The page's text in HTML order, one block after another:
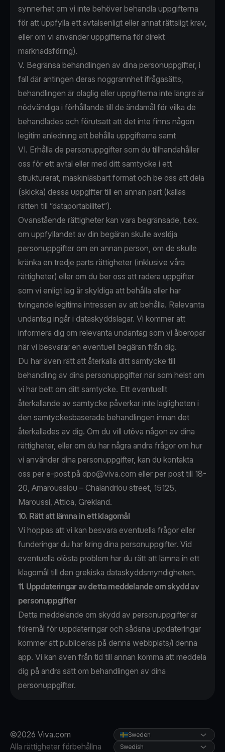
synnerhet om vi inte behöver behandla uppgifterna
för att uppfylla ett avtalsenligt eller annat rättsligt krav,
eller om vi använder uppgifterna för direkt
marknadsföring).
V. Begränsa behandlingen av dina personuppgifter, i
fall där antingen deras noggrannhet ifrågasätts,
behandlingen är olaglig eller uppgifterna inte längre är
nödvändiga i förhållande till de ändamål för vilka de
behandlades och förutsatt att det inte finns någon
legitim anledning att behålla uppgifterna samt
VI. Erhålla de personuppgifter som du tillhandahåller
oss för ett avtal eller med ditt samtycke i ett
strukturerat, maskinläsbart format och be oss att dela
(skicka) dessa uppgifter till en annan part (kallas
rätten till ”dataportabilitet”).
Ovanstående rättigheter kan vara begränsade, t.ex.
om uppfyllandet av din begäran skulle avslöja
personuppgifter om en annan person, om de skulle
kränka en tredje parts rättigheter (inklusive våra
rättigheter) eller om du ber oss att radera uppgifter
som vi enligt lag är skyldiga att behålla eller har
tvingande legitima intressen av att behålla. Relevanta
undantag ingår i dataskyddslagar. Vi kommer att
informera dig om relevanta undantag som vi åberopar
när vi besvarar en eventuell begäran från dig.
Du har även rätt att återkalla ditt samtycke till
behandling av dina personuppgifter när som helst om
vi har bett om ditt samtycke. Ett eventuellt
återkallande av samtycke påverkar inte lagligheten i
den samtyckesbaserade behandlingen innan det
återkallades av dig. Om du vill utöva någon av dina
rättigheter, eller om du har några andra frågor om hur
vi använder dina personuppgifter, kan du kontakta
oss per e-post på dpo@viva.com eller per post till 18-
20, Amaroussiou – Chalandriou street, 15125,
Maroussi, Attica, Grekland.
10. Rätt att lämna in ett klagomål
Vi hoppas att vi kan besvara eventuella frågor eller
funderingar du har kring dina personuppgifter. Vid
eventuella olösta problem har du rätt att lämna in ett
klagomål till den grekiska dataskyddsmyndigheten.
11. Uppdateringar av detta meddelande om skydd av
personuppgifter
Detta meddelande om skydd av personuppgifter är
föremål för uppdateringar och sådana uppdateringar
kommer att publiceras på denna webbplats/i denna
app. Vi kan även från tid till annan komma att meddela
dig på andra sätt om behandlingen av dina
personuppgifter.
©2026 Viva.com
Alla rättigheter förbehållna
Sweden
Swedish